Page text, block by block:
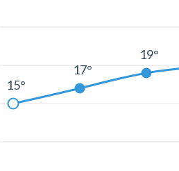
15°
17°
19°